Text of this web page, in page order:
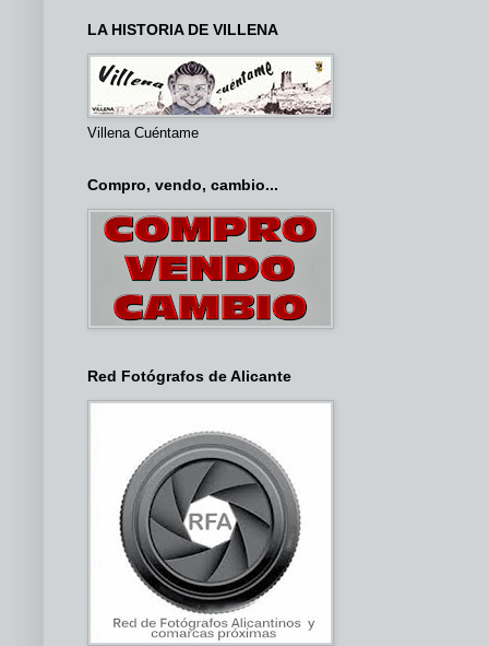
LA HISTORIA DE VILLENA
Villena Cuéntame
Compro, vendo, cambio...
Red Fotógrafos de Alicante